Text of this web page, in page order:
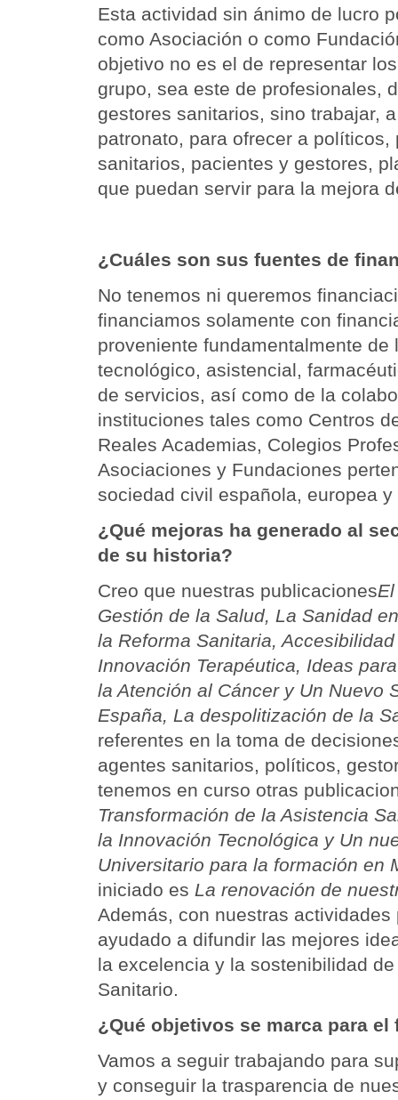
Esta actividad sin ánimo de lucro
como Asociación o como
objetivo no es el de representar
grupo, sea este de profesionales,
gestores sanitarios, sino trabajar,
patronato, para ofrecer a políticos,
sanitarios, pacientes y gestores,
que puedan servir para la mejora
¿Cuáles son sus fuentes de
No tenemos ni queremos
financiamos solamente con
proveniente fundamentalmente de
tecnológico, asistencial,
de servicios, así como de la
instituciones tales como Centros
Reales Academias, Colegios
Asociaciones y Fundaciones
sociedad civil española, europea
¿Qué mejoras ha generado al
de su historia?
Creo que nuestras publicaciones
Gestión de la Salud, La Sanidad
la Reforma Sanitaria,
Innovación Terapéutica, Ideas
la Atención al Cáncer y Un Nuevo
España, La despolitización de la
referentes en la toma de
agentes sanitarios, políticos,
tenemos en curso otras
Transformación de la Asistencia
la Innovación Tecnológica y Un
Universitario para la formación en
iniciado es La renovación de
Además, con nuestras
ayudado a difundir las mejores
la excelencia y la sostenibilidad
Sanitario.
¿Qué objetivos se marca para el
Vamos a seguir trabajando para
y conseguir la trasparencia de